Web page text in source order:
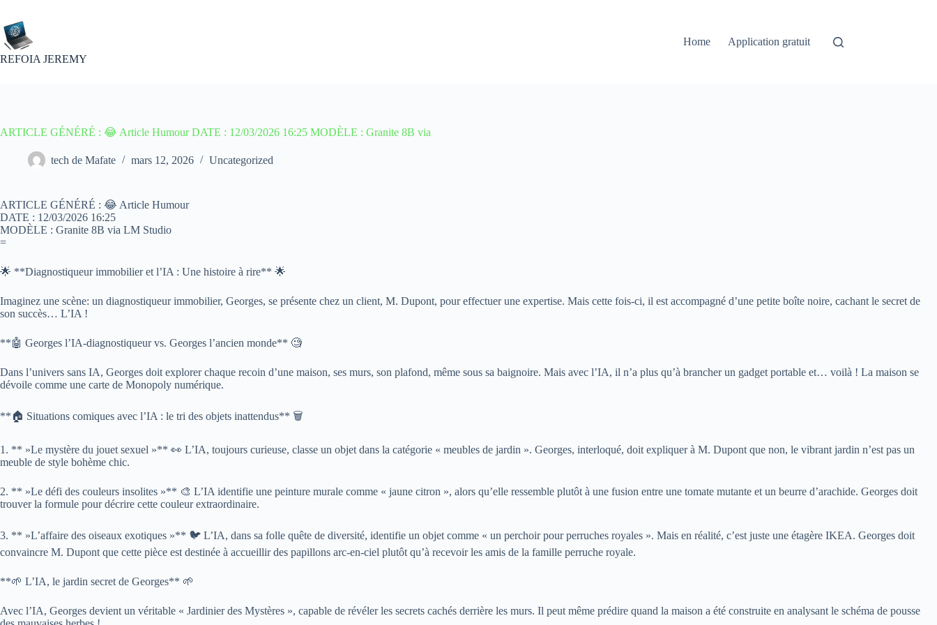
contenu
REFOIA JEREMY
Home Application gratuit
ARTICLE GÉNÉRÉ : 😂 Article Humour DATE : 12/03/2026 16:25 MODÈLE : Granite 8B via
tech de Mafate mars 12, 2026 Uncategorized
ARTICLE GÉNÉRÉ : 😂 Article Humour
DATE : 12/03/2026 16:25
MODÈLE : Granite 8B via LM Studio
=
🌟 **Diagnostiqueur immobilier et l’IA : Une histoire à rire** 🌟
Imaginez une scène: un diagnostiqueur immobilier, Georges, se présente chez un client, M. Dupont, pour effectuer une expertise. Mais cette fois-ci, il est accompagné d’une petite boîte noire, cachant le secret de
son succès… L’IA !
**🤖 Georges l’IA-diagnostiqueur vs. Georges l’ancien monde** 🧐
Dans l’univers sans IA, Georges doit explorer chaque recoin d’une maison, ses murs, son plafond, même sous sa baignoire. Mais avec l’IA, il n’a plus qu’à brancher un gadget portable et… voilà ! La maison se
dévoile comme une carte de Monopoly numérique.
**🏠 Situations comiques avec l’IA : le tri des objets inattendus** 🗑️
1. ** »Le mystère du jouet sexuel »** 👀 L’IA, toujours curieuse, classe un objet dans la catégorie « meubles de jardin ». Georges, interloqué, doit expliquer à M. Dupont que non, le vibrant jardin n’est pas un
meuble de style bohème chic.
2. ** »Le défi des couleurs insolites »** 🎨 L’IA identifie une peinture murale comme « jaune citron », alors qu’elle ressemble plutôt à une fusion entre une tomate mutante et un beurre d’arachide. Georges doit
trouver la formule pour décrire cette couleur extraordinaire.
3. ** »L’affaire des oiseaux exotiques »** 🐦 L’IA, dans sa folle quête de diversité, identifie un objet comme « un perchoir pour perruches royales ». Mais en réalité, c’est juste une étagère IKEA. Georges doit
convaincre M. Dupont que cette pièce est destinée à accueillir des papillons arc-en-ciel plutôt qu’à recevoir les amis de la famille perruche royale.
**🌱 L’IA, le jardin secret de Georges** 🌱
Avec l’IA, Georges devient un véritable « Jardinier des Mystères », capable de révéler les secrets cachés derrière les murs. Il peut même prédire quand la maison a été construite en analysant le schéma de pousse